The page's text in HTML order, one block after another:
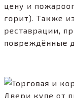
цену и
горит). Также
реставрации,
повреждённые